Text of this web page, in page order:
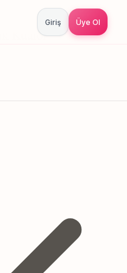
Giriş Üye Ol
Acik Kuafor
Kuafor